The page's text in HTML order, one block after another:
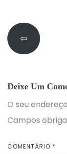
⇦
Deixe Um
O seu
Campos
COMENTÁRIO *